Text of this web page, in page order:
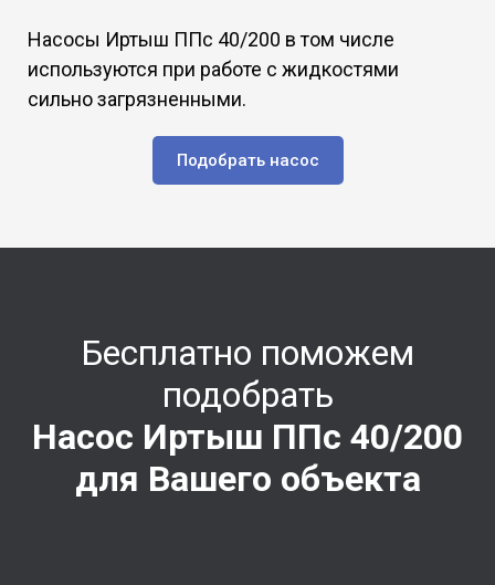
Насосы Иртыш ППс 40/200 в том числе
используются при работе с жидкостями
сильно загрязненными.
Подобрать насос
Бесплатно поможем
подобрать
Насос Иртыш ППс 40/200
для Вашего объекта